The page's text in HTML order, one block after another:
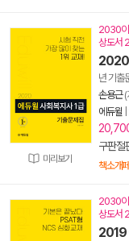
미리보기
2030이
상도서
2020
년 기출
손용근(
에듀윌
구판절
책소개
2030이
상도서
2019